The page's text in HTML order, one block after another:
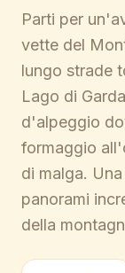
Parti per
vette del
lungo strade
Lago di
d'alpeggio
formaggio
di malga.
panorami
della